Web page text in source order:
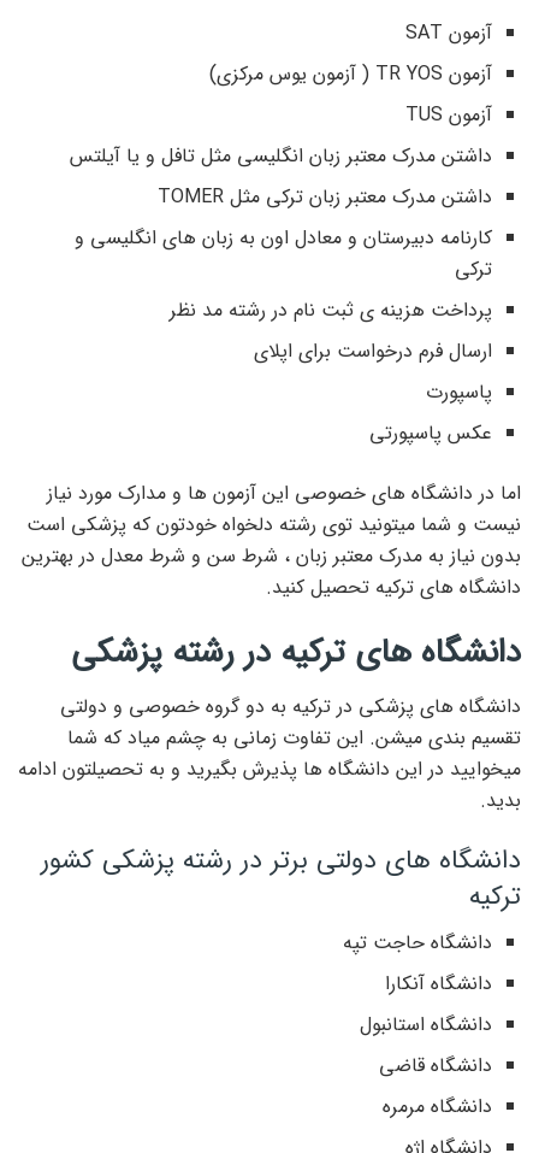
آزمون SAT
آزمون TR YOS ( آزمون یوس مرکزی)
آزمون TUS
داشتن مدرک معتبر زبان انگلیسی مثل تافل و یا آیلتس
داشتن مدرک معتبر زبان ترکی مثل TOMER
کارنامه دبیرستان و معادل اون به زبان های انگلیسی و
ترکی
پرداخت هزینه ی ثبت نام در رشته مد نظر
ارسال فرم درخواست برای اپلای
پاسپورت
عکس پاسپورتی
اما در دانشگاه های خصوصی این آزمون ها و مدارک مورد نیاز
نیست و شما میتونید توی رشته دلخواه خودتون که پزشکی است
بدون نیاز به مدرک معتبر زبان ، شرط سن و شرط معدل در بهترین
دانشگاه های ترکیه تحصیل کنید.
دانشگاه های ترکیه در رشته پزشکی
دانشگاه های پزشکی در ترکیه به دو گروه خصوصی و دولتی
تقسیم بندی میشن. این تفاوت زمانی به چشم میاد که شما
میخوایید در این دانشگاه ها پذیرش بگیرید و به تحصیلتون ادامه
بدید.
دانشگاه های دولتی برتر در رشته پزشکی کشور
ترکیه
دانشگاه حاجت تپه
دانشگاه آنکارا
دانشگاه استانبول
دانشگاه قاضی
دانشگاه مرمره